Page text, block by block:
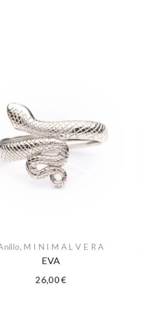
,M I N I M A L V E R A
EVA
26,00€